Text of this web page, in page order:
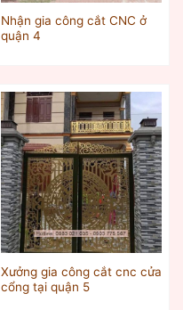
Nhận gia công cắt CNC ở
quận 4
Xưởng gia công cắt cnc cửa
cổng tại quận 5